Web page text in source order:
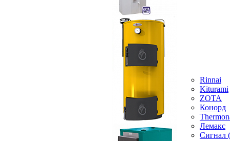
Rinnai
Kiturami
ZOTA
Конорд
Лемакс